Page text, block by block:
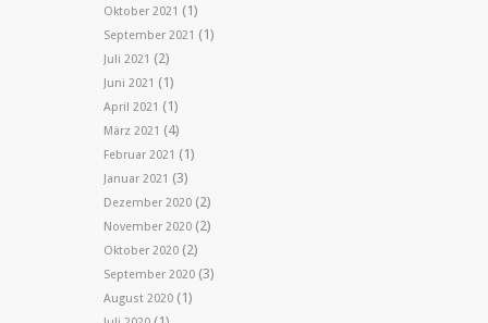
Oktober 2021 (1)
September 2021 (1)
Juli 2021 (2)
Juni 2021 (1)
April 2021 (1)
März 2021 (4)
Februar 2021 (1)
Januar 2021 (3)
Dezember 2020 (2)
November 2020 (2)
Oktober 2020 (2)
September 2020 (3)
August 2020 (1)